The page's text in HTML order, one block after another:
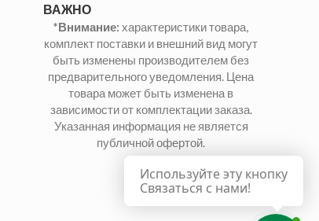
ВАЖНО
*Внимание: характеристики товара,
комплект поставки и внешний вид могут
быть изменены производителем без
предварительного уведомления. Цена
товара может быть изменена в
зависимости от комплектации заказа.
Указанная информация не является
публичной офертой.
Используйте эту кнопку
Связаться с нами!